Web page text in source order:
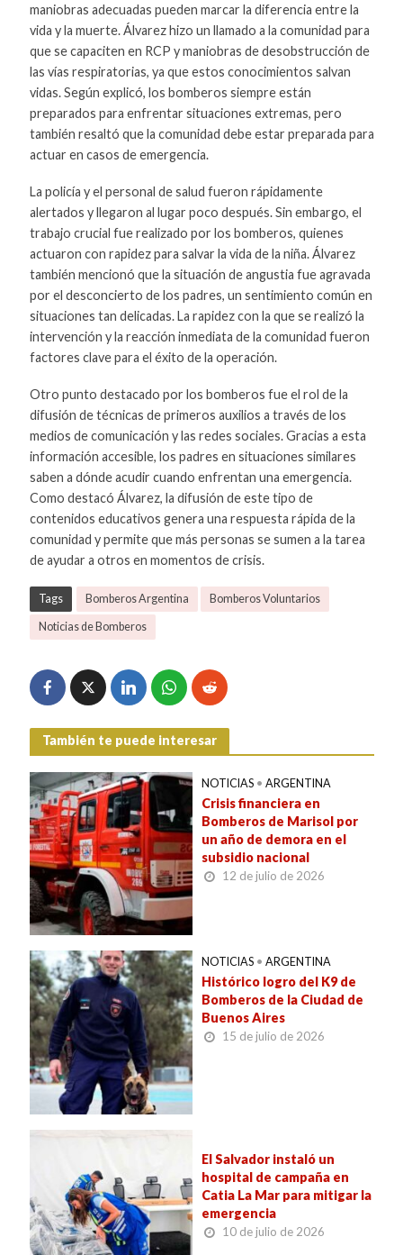
maniobras adecuadas pueden marcar la diferencia entre la
vida y la muerte. Álvarez hizo un llamado a la comunidad para
que se capaciten en RCP y maniobras de desobstrucción de
las vías respiratorias, ya que estos conocimientos salvan
vidas. Según explicó, los bomberos siempre están
preparados para enfrentar situaciones extremas, pero
también resaltó que la comunidad debe estar preparada para
actuar en casos de emergencia.
La policía y el personal de salud fueron rápidamente
alertados y llegaron al lugar poco después. Sin embargo, el
trabajo crucial fue realizado por los bomberos, quienes
actuaron con rapidez para salvar la vida de la niña. Álvarez
también mencionó que la situación de angustia fue agravada
por el desconcierto de los padres, un sentimiento común en
situaciones tan delicadas. La rapidez con la que se realizó la
intervención y la reacción inmediata de la comunidad fueron
factores clave para el éxito de la operación.
Otro punto destacado por los bomberos fue el rol de la
difusión de técnicas de primeros auxilios a través de los
medios de comunicación y las redes sociales. Gracias a esta
información accesible, los padres en situaciones similares
saben a dónde acudir cuando enfrentan una emergencia.
Como destacó Álvarez, la difusión de este tipo de
contenidos educativos genera una respuesta rápida de la
comunidad y permite que más personas se sumen a la tarea
de ayudar a otros en momentos de crisis.
Tags Bomberos Argentina Bomberos Voluntarios
Noticias de Bomberos
También te puede interesar
NOTICIAS • ARGENTINA
Crisis financiera en
Bomberos de Marisol por
un año de demora en el
subsidio nacional
12 de julio de 2026
NOTICIAS • ARGENTINA
Histórico logro del K9 de
Bomberos de la Ciudad de
Buenos Aires
15 de julio de 2026
El Salvador instaló un
hospital de campaña en
Catia La Mar para mitigar la
emergencia
10 de julio de 2026